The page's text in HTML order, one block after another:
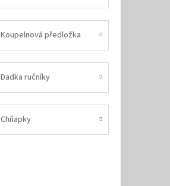
Koupelnová předložka
Dadka ručníky
Chňapky